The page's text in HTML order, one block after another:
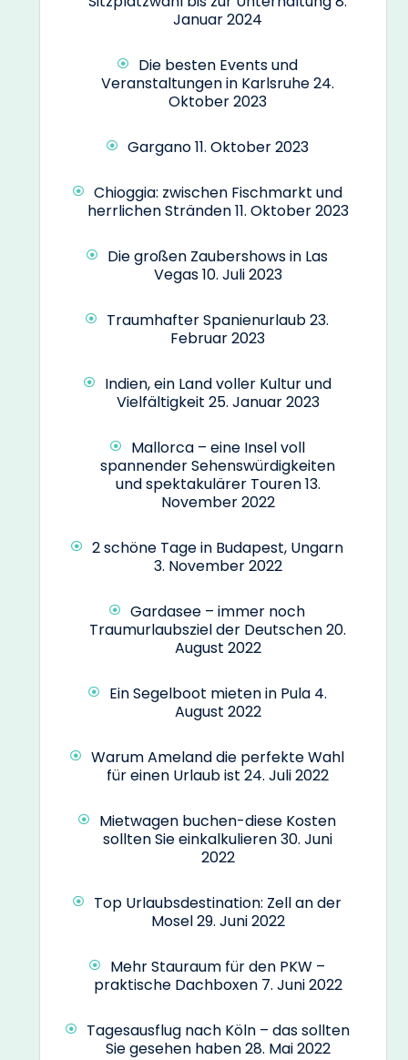
Januar 2024
Die besten Events und
Veranstaltungen in Karlsruhe24.
Oktober 2023
Gargano11. Oktober 2023
Chioggia: zwischen Fischmarkt und
herrlichen Stränden11. Oktober 2023
Die großen Zaubershows in Las
Vegas10. Juli 2023
Traumhafter Spanienurlaub23.
Februar 2023
Indien, ein Land voller Kultur und
Vielfältigkeit 25. Januar 2023
Mallorca – eine Insel voll
spannender Sehenswürdigkeiten
und spektakulärer Touren13.
November 2022
2 schöne Tage in Budapest, Ungarn
3. November 2022
Gardasee – immer noch
Traumurlaubsziel der Deutschen20.
August 2022
Ein Segelboot mieten in Pula 4.
August 2022
Warum Ameland die perfekte Wahl
für einen Urlaub ist 24. Juli 2022
Mietwagen buchen-diese Kosten
sollten Sie einkalkulieren30. Juni
2022
Top Urlaubsdestination: Zell an der
Mosel29. Juni 2022
Mehr Stauraum für den PKW –
praktische Dachboxen 7. Juni 2022
Tagesausflug nach Köln – das sollten
Sie gesehen haben28. Mai 2022